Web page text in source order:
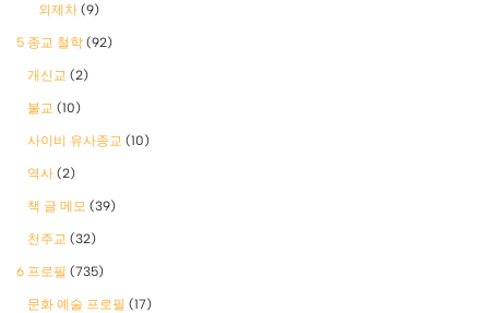
외제차 (9)
5 종교 철학 (92)
개신교 (2)
불교 (10)
사이비 유사종교 (10)
역사 (2)
책 글 메모 (39)
천주교 (32)
6 프로필 (735)
문화 예술 프로필 (17)